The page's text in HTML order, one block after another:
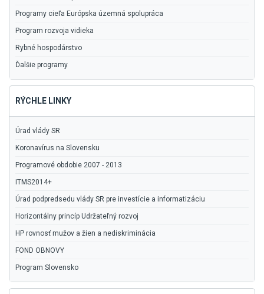
Programy cieľa Európska územná spolupráca
Program rozvoja vidieka
Rybné hospodárstvo
Ďalšie programy
RÝCHLE LINKY
Úrad vlády SR
Koronavírus na Slovensku
Programové obdobie 2007 - 2013
ITMS2014+
Úrad podpredsedu vlády SR pre investície a informatizáciu
Horizontálny princíp Udržateľný rozvoj
HP rovnosť mužov a žien a nediskriminácia
FOND OBNOVY
Program Slovensko